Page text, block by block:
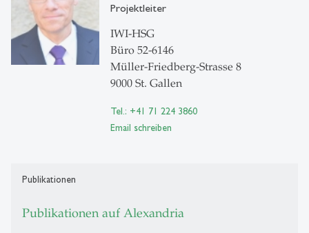
Projektleiter
IWI-HSG
Büro 52-6146
Müller-Friedberg-Strasse 8
9000 St. Gallen
Tel.: +41 71 224 3860
Email schreiben
Publikationen
Publikationen auf Alexandria